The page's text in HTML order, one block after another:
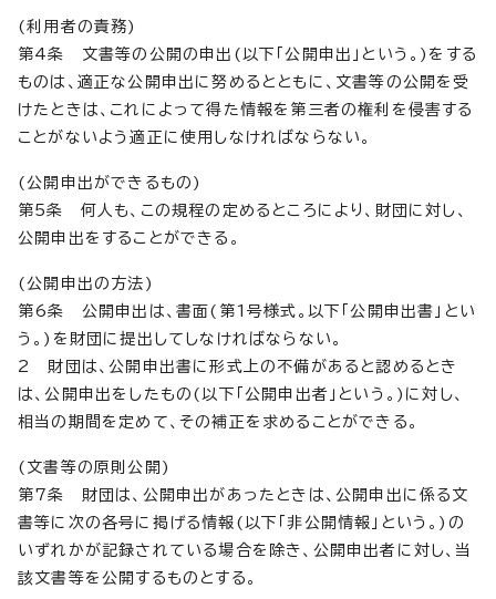
(利用者の責務)
第4条 文書等の公開の申出(以下「公開申出」という。)をする
ものは、適正な公開申出に努めるとともに、文書等の公開を受
けたときは、これによって得た情報を第三者の権利を侵害する
ことがないよう適正に使用しなければならない。
(公開申出ができるもの)
第5条 何人も、この規程の定めるところにより、財団に対し、
公開申出をすることができる。
(公開申出の方法)
第6条 公開申出は、書面(第1号様式。以下「公開申出書」とい
う。)を財団に提出してしなければならない。
2 財団は、公開申出書に形式上の不備があると認めるとき
は、公開申出をしたもの(以下「公開申出者」という。)に対し、
相当の期間を定めて、その補正を求めることができる。
(文書等の原則公開)
第7条 財団は、公開申出があったときは、公開申出に係る文
書等に次の各号に掲げる情報(以下「非公開情報」という。)の
いずれかが記録されている場合を除き、公開申出者に対し、当
該文書等を公開するものとする。